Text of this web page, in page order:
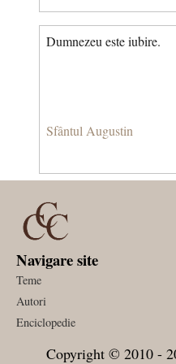
Dumnezeu este iubire.
Sfântul Augustin
Navigare site
Teme
Autori
Enciclopedie
Copyright © 2010 -